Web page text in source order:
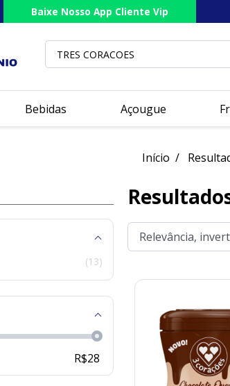
Baixe Nosso App Cliente Vip
Bebidas Açougue
Início
13
R$28